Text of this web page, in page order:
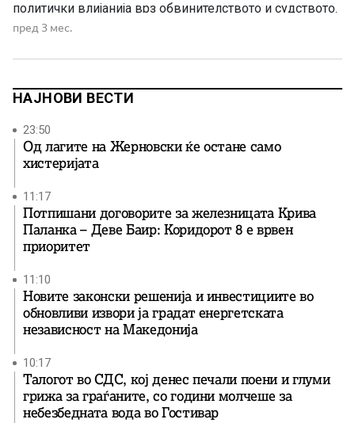
политички влијанија врз обвинителството и судството.
Според партијата, обвинителката Лејла Кадриу од
Радмила Шеќеринска навечер оделе во канцелариите
Бубевски, Фатиме […]
пред 3 мес.
НАЈНОВИ ВЕСТИ
23:50
Од лагите на Жерновски ќе остане само
хистеријата
11:17
Потпишани договорите за железницата Крива
Паланка – Деве Баир: Коридорот 8 е врвен
приоритет
11:10
Новите законски решенија и инвестициите во
обновливи извори ја градат енергетската
независност на Македонија
10:17
Талогот во СДС, кој денес печали поени и глуми
грижа за граѓаните, со години молчеше за
небезбедната вода во Гостивар